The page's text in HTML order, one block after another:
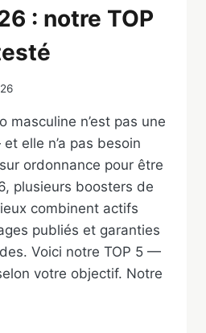
: notre TOP
masculine n’est pas une
elle n’a pas besoin
ordonnance pour être
plusieurs boosters de
combinent actifs
publiés et garanties
Voici notre TOP 5 —
votre objectif. Notre